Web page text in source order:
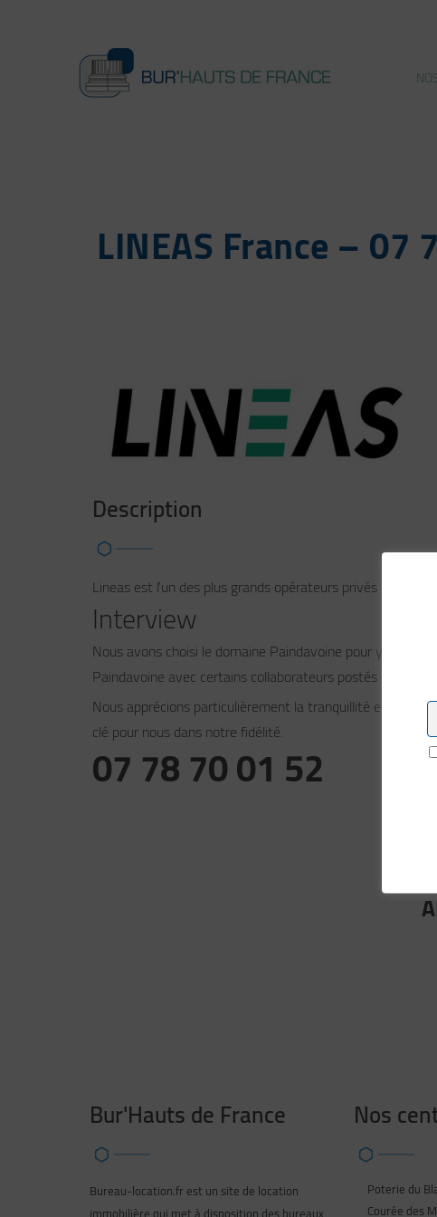
LINEAS France – 07
Description
Lineas est l'un des plus grands opérateurs privés de fret
Interview
Nous avons choisi le domaine Paindavoine pour y
Paindavoine avec certains collaborateurs postés en 24/24)
Nous apprécions particulièrement la tranquillité et la
clé pour nous dans notre fidélité.
07 78 70 01 52
Bur'Hauts de France
Bureau-location.fr est un site de location
Nos
Poterie du
Courée des